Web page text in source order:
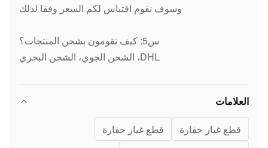
شاحن
شاحن
CAAT966D
115-5853
توربو
S2EGL094
شاحن
وسوف نقوم اقتباس لكم السعر وفقا لذلك
س5: كيف تقومون بشحن المنتجات؟
DHL، الشحن الجوي، الشحن البحري
العلامات
قطع غيار حفارة
قطع غيار حفارة